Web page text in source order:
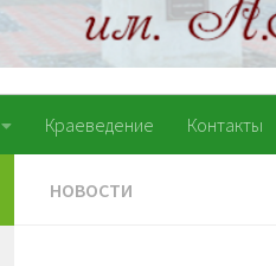
Краеведение Контакты
НОВОСТИ